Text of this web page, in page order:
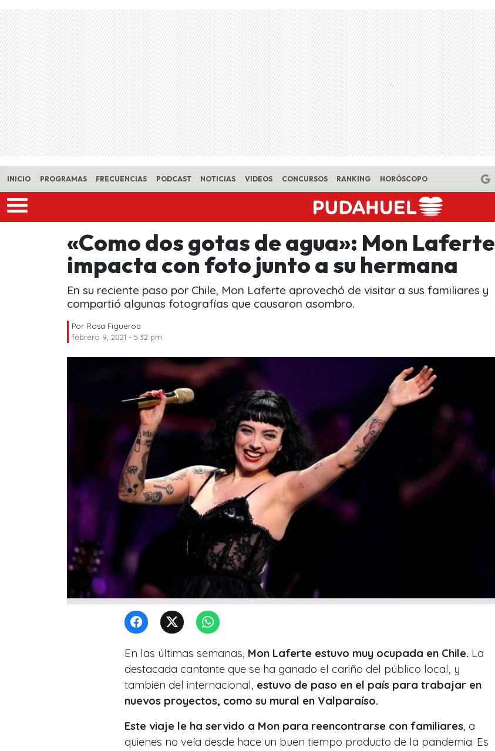
Skip to main content
INICIO PROGRAMAS FRECUENCIAS PODCAST NOTICIAS VIDEOS CONCURSOS RANKING HORÓSCOPO
«Como dos gotas de agua»: Mon Laferte
impacta con foto junto a su hermana
En su reciente paso por Chile, Mon Laferte aprovechó de visitar a sus familiares y
compartió algunas fotografías que causaron asombro.
Por Rosa Figueroa
febrero 9, 2021 - 5:32 pm
En las últimas semanas, Mon Laferte estuvo muy ocupada en Chile. La
destacada cantante que se ha ganado el cariño del público local, y
también del internacional, estuvo de paso en el país para trabajar en
nuevos proyectos, como su mural en Valparaíso.
Este viaje le ha servido a Mon para reencontrarse con familiares, a
quienes no veía desde hace un buen tiempo producto de la pandemia. Es